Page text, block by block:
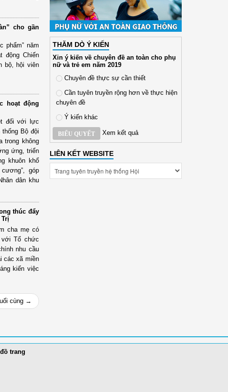
cho gần
phẩm” năm
động Chiến
bộ, hội viên
hoạt động
đối với lực
Bộ đội
trong không
ứng, triển
khuôn khổ
góp
dân khu
thúc đẩy
cha mẹ có
với Tổ chức
nhu cầu
các xã miền
kiến việc
cùng →
THĂM DÒ Ý KIẾN
Xin ý kiến về chuyên đề an toàn cho phụ
nữ và trẻ em năm 2019
Chuyên đề thực sự cần thiết
Cần tuyên truyền rộng hơn về thực hiện
chuyên đề
Ý kiến khác
BIỂU QUYẾT Xem kết quả
LIÊN KẾT WEBSITE
trang